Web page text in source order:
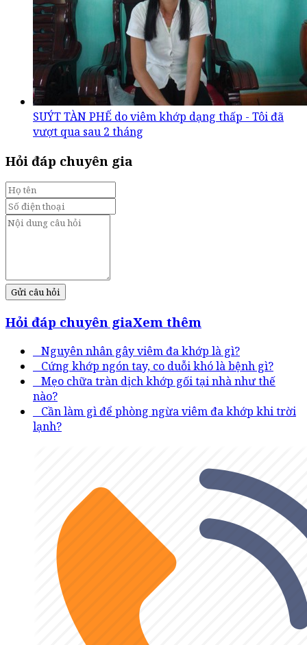
SUÝT TÀN PHẾ do viêm khớp dạng thấp - Tôi đã
vượt qua sau 2 tháng
Hỏi đáp chuyên gia
Gửi câu hỏi
Hỏi đáp chuyên giaXem thêm
Nguyên nhân gây viêm đa khớp là gì?
Cứng khớp ngón tay, co duỗi khó là bệnh gì?
Mẹo chữa tràn dịch khớp gối tại nhà như thế
nào?
Cần làm gì để phòng ngừa viêm đa khớp khi trời
lạnh?